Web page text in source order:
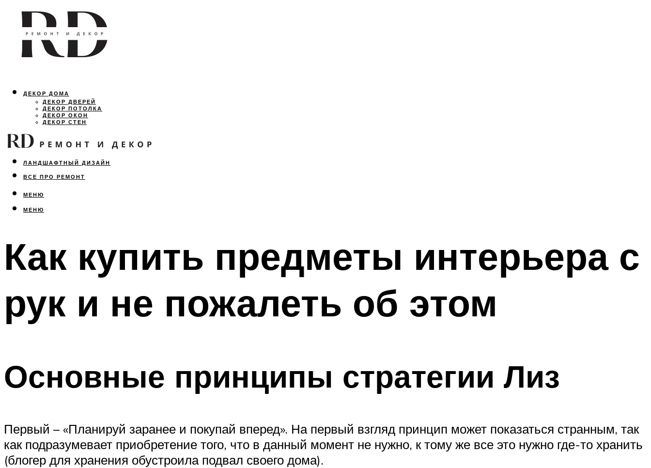
ДЕКОР ДОМА
ДЕКОР ДВЕРЕЙ
ДЕКОР ПОТОЛКА
ДЕКОР ОКОН
ДЕКОР СТЕН
ОСВЕЩЕНИЕ
ДИЗАЙН ИНТЕРЬЕРА
ЛАНДШАФТНЫЙ ДИЗАЙН
ВСЕ ПРО РЕМОНТ
МЕНЮ
МЕНЮ
Как купить предметы интерьера с
рук и не пожалеть об этом
Основные принципы стратегии Лиз
Первый – «Планируй заранее и покупай вперед». На первый взгляд принцип может показаться странным, так
как подразумевает приобретение того, что в данный момент не нужно, к тому же все это нужно где-то хранить
(блогер для хранения обустроила подвал своего дома).